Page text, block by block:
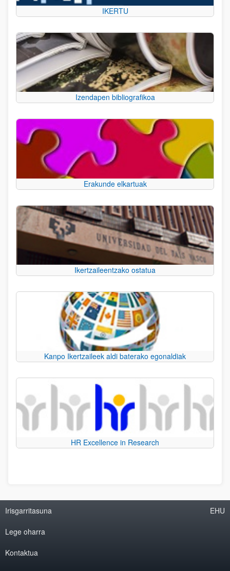
IKERTU
Izendapen bibliografikoa
Erakunde elkartuak
Ikertzaileentzako ostatua
Kanpo Ikertzaileek aldi baterako egonaldiak
HR Excellence in Research
Irisgarritasuna
Lege oharra
Kontaktua
EHU